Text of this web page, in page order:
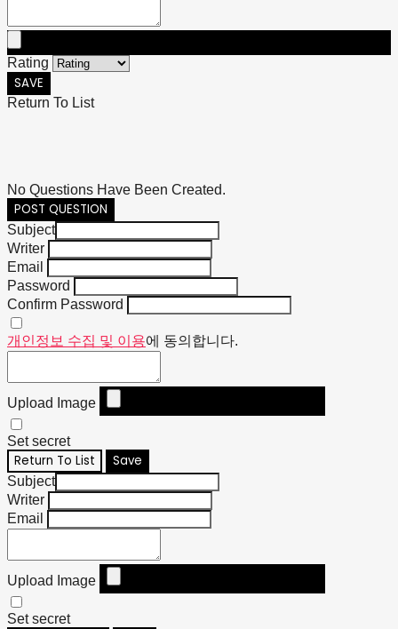
Rating
SAVE
Return To List
No Questions Have Been Created.
POST QUESTION
Subject
Writer
Email
Password
Confirm Password
개인정보 수집 및 이용에 동의합니다.
Upload Image
Set secret
Return To List Save
Subject
Writer
Email
Upload Image
Set secret